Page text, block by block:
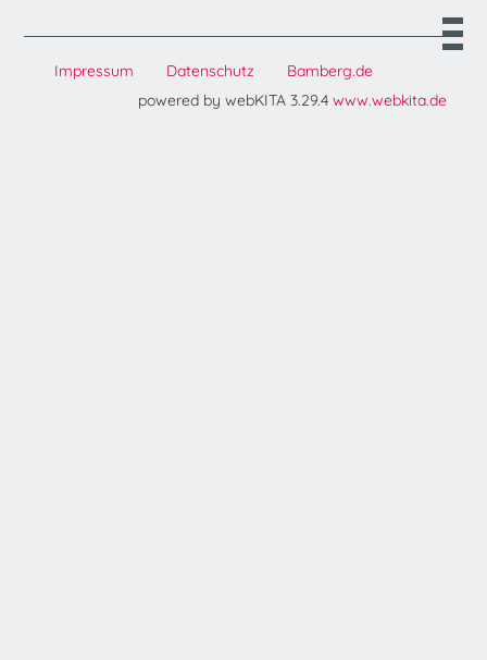
Impressum Datenschutz
Bamberg.de
powered by webKITA 3.29.4 www.webkita.de